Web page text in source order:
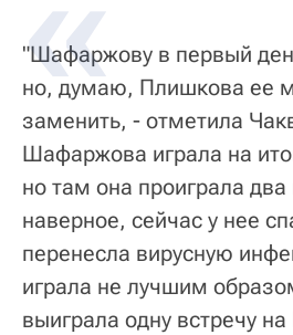
"Шафаржову в первый
но, думаю, Плишкова ее
заменить, - отметила
Шафаржова играла на
но там она проиграла
наверное, сейчас у нее
перенесла вирусную
играла не лучшим
выиграла одну встречу